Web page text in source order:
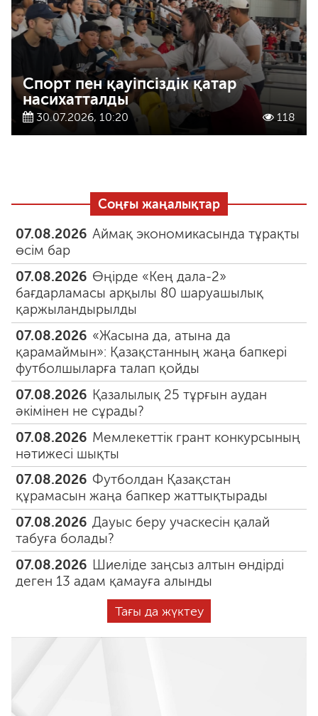
Спорт пен қауіпсіздік қатар
насихатталды
30.07.2026, 10:20 118
Соңғы жаңалықтар
07.08.2026 Аймақ экономикасында тұрақты
өсім бар
07.08.2026 Өңірде «Кең дала-2»
бағдарламасы арқылы 80 шаруашылық
қаржыландырылды
07.08.2026 «Жасына да, атына да
қарамаймын»: Қазақстанның жаңа бапкері
футболшыларға талап қойды
07.08.2026 Қазалылық 25 тұрғын аудан
әкімінен не сұрады?
07.08.2026 Мемлекеттік грант конкурсының
нәтижесі шықты
07.08.2026 Футболдан Қазақстан
құрамасын жаңа бапкер жаттықтырады
07.08.2026 Дауыс беру учаскесін қалай
табуға болады?
07.08.2026 Шиеліде заңсыз алтын өндірді
деген 13 адам қамауға алынды
Тағы да жүктеу